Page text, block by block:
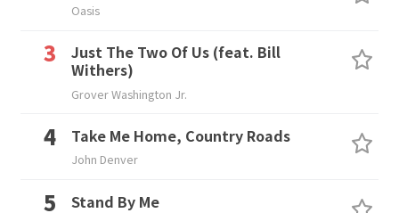
Oasis
Just The Two Of Us (feat. Bill
Withers)
Grover Washington Jr.
Take Me Home, Country Roads
John Denver
Stand By Me